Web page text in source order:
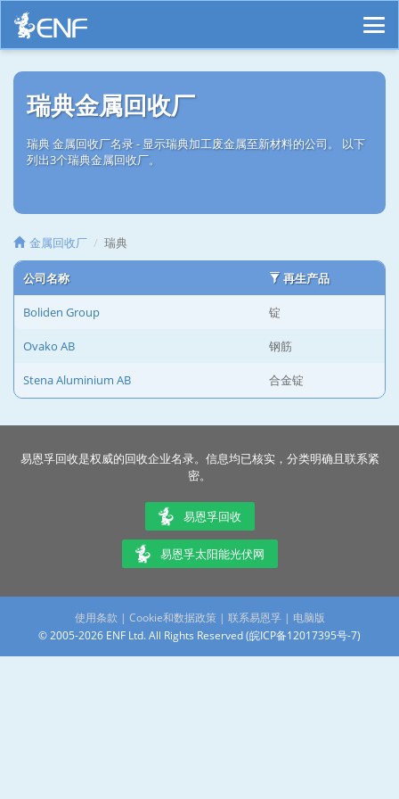
瑞典金属回收厂
瑞典 金属回收厂名录 - 显示瑞典加工废金属至新材料的公司。 以下
列出3个瑞典金属回收厂。
金属回收厂 瑞典
公司名称 再生产品
Boliden Group 锭
Ovako AB 钢筋
Stena Aluminium AB 合金锭
易恩孚回收是权威的回收企业名录。信息均已核实，分类明确且联系紧
密。
易恩孚回收
易恩孚太阳能光伏网
使用条款 | Cookie和数据政策| 联系易恩孚 | 电脑版
© 2005-2026 ENF Ltd. All Rights Reserved (皖ICP备12017395号-7)